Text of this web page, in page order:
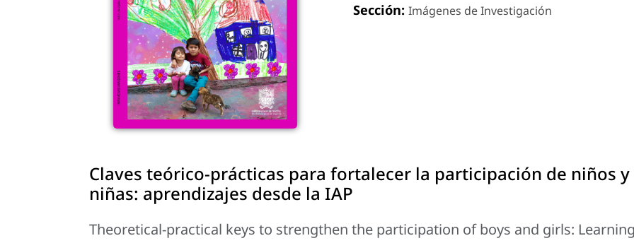
Sección: Imágenes de Investigación
Claves teórico-prácticas para fortalecer la participación de niños y
niñas: aprendizajes desde la IAP
Theoretical-practical keys to strengthen the participation of boys and girls: